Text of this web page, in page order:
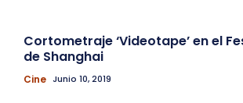
Cortometraje ‘Videotape’ en el
de Shanghai
Cine Junio 10, 2019